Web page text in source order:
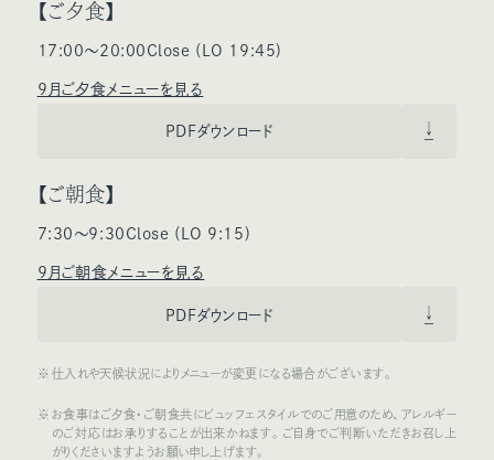
【ご夕食】
17:00～20:00Close (LO 19:45)
9月ご夕食メニューを見る
PDFダウンロード
【ご朝食】
7:30～9:30Close (LO 9:15)
9月ご朝食メニューを見る
PDFダウンロード
仕入れや天候状況によりメニューが変更になる場合がございます。
お食事はご夕食・ご朝食共にビュッフェスタイルでのご用意のため、アレルギー
のご対応はお承りすることが出来かねます。ご自身でご判断いただきお召し上
がりくださいますようお願い申し上げます。